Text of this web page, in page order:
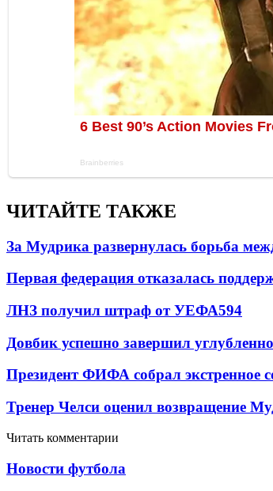
ЧИТАЙТЕ ТАКЖЕ
За Мудрика развернулась борьба
Первая федерация отказалась
ЛНЗ получил штраф от УЕФА594
Довбик успешно завершил
Президент ФИФА собрал экстренное
Тренер Челси оценил возвращение
Читать комментарии
Новости футбола